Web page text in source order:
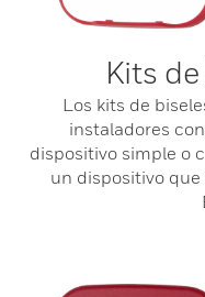
Kits
Los kits de
instaladores
dispositivo simple o
un dispositivo